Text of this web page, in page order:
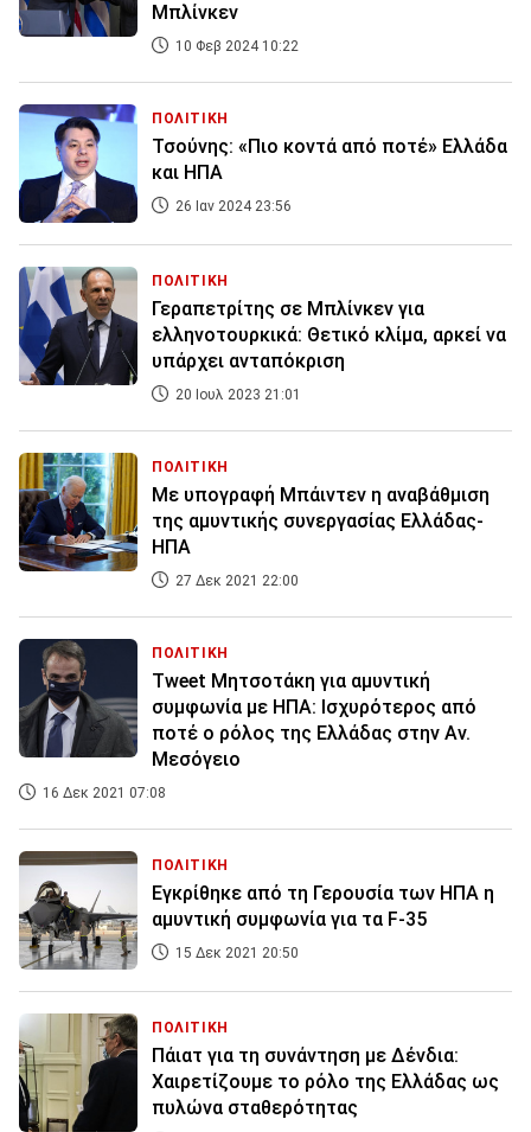
Μπλίνκεν
10 Φεβ 2024 10:22
ΠΟΛΙΤΙΚΗ
Τσούνης: «Πιο κοντά από ποτέ» Ελλάδα
και ΗΠΑ
26 Ιαν 2024 23:56
ΠΟΛΙΤΙΚΗ
Γεραπετρίτης σε Μπλίνκεν για
ελληνοτουρκικά: Θετικό κλίμα, αρκεί να
υπάρχει ανταπόκριση
20 Ιουλ 2023 21:01
ΠΟΛΙΤΙΚΗ
Με υπογραφή Μπάιντεν η αναβάθμιση
της αμυντικής συνεργασίας Ελλάδας-
ΗΠΑ
27 Δεκ 2021 22:00
ΠΟΛΙΤΙΚΗ
Tweet Μητσοτάκη για αμυντική
συμφωνία με ΗΠΑ: Ισχυρότερος από
ποτέ ο ρόλος της Ελλάδας στην Αν.
Μεσόγειο
16 Δεκ 2021 07:08
ΠΟΛΙΤΙΚΗ
Εγκρίθηκε από τη Γερουσία των ΗΠΑ η
αμυντική συμφωνία για τα F-35
15 Δεκ 2021 20:50
ΠΟΛΙΤΙΚΗ
Πάιατ για τη συνάντηση με Δένδια:
Χαιρετίζουμε το ρόλο της Ελλάδας ως
πυλώνα σταθερότητας